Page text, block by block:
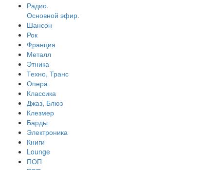
Радио.
Основной эфир.
Шансон
Рок
Франция
Металл
Этника
Техно, Транс
Опера
Классика
Джаз, Блюз
Клезмер
Барды
Электроника
Книги
Lounge
ПОП